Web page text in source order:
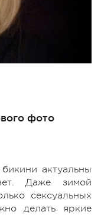
фото
актуальны
Даже зимой
сексуальных
делать яркие